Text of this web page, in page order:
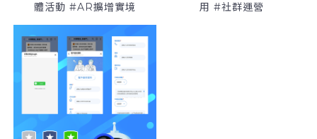
體活動 #AR擴增實境
用 #社群運營